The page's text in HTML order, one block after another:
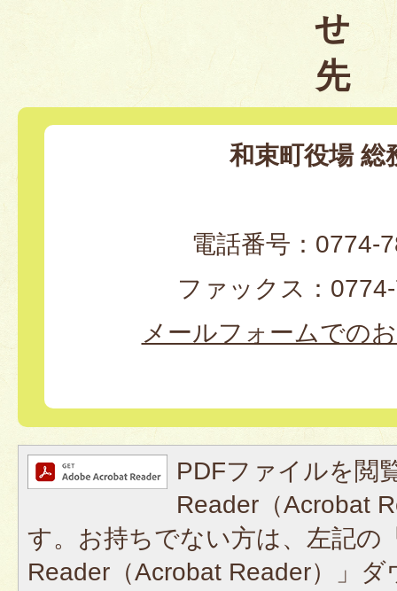
せ
先
和束町役場 総
電話番号：0774-
ファックス：
メールフォームでの
PDFファイルを閲
Reader（Acrobat
す。お持ちでない方は、左記の
Reader（Acrobat Reader）」